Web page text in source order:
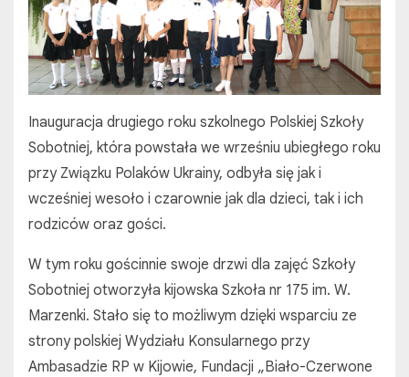
Inauguracja drugiego roku szkolnego Polskiej Szkoły
Sobotniej, która powstała we wrześniu ubiegłego roku
przy Związku Polaków Ukrainy, odbyła się jak i
wcześniej wesoło i czarownie jak dla dzieci, tak i ich
rodziców oraz gości.
W tym roku gościnnie swoje drzwi dla zajęć Szkoły
Sobotniej otworzyła kijowska Szkoła nr 175 im. W.
Marzenki. Stało się to możliwym dzięki wsparciu ze
strony polskiej Wydziału Konsularnego przy
Ambasadzie RP w Kijowie, Fundacji „Biało-Czerwone